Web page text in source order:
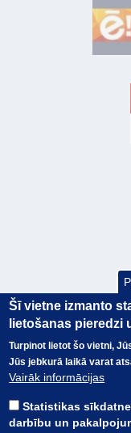
© Valsts kase 2017
Visas tiesības
Šī vietne izmanto
lietošanas pieredzi
Turpinot lietot šo vietni,
Jūs jebkurā laikā varat
Vairāk informācijas
Statistikas
darbību un